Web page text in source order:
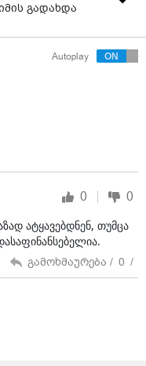
გადახდა
Autoplay
0 0
ატყავებდნენ, თუმცა
გამოხმაურება / 0 /